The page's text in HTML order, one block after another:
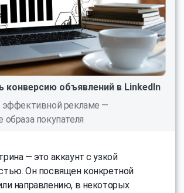
конверсию объявлений в LinkedIn
рекламе —
покупателя
— это аккаунт с узкой
Он посвящен конкретной
направлению, в некоторых